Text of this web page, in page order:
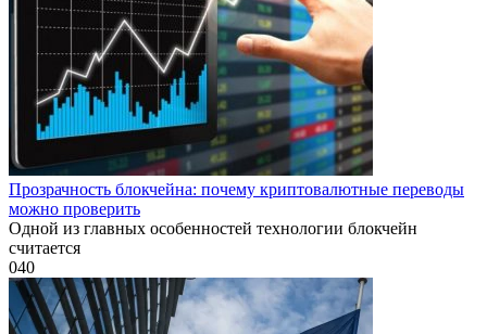
Прозрачность блокчейна: почему криптовалютные переводы
можно проверить
Одной из главных особенностей технологии блокчейн
считается
040